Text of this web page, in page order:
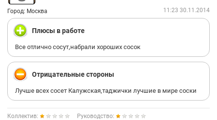
Город: Москва 11:23 30.11.2014
Плюсы в работе
Все отлично сосут,набрали хороших сосок
Отрицательные стороны
Лучше всех сосет Калужская,таджички лучшие в мире соски
Коллектив:
Руководство: